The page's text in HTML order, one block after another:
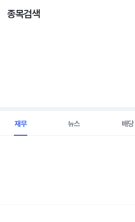
종목검색
재무 뉴스 배당